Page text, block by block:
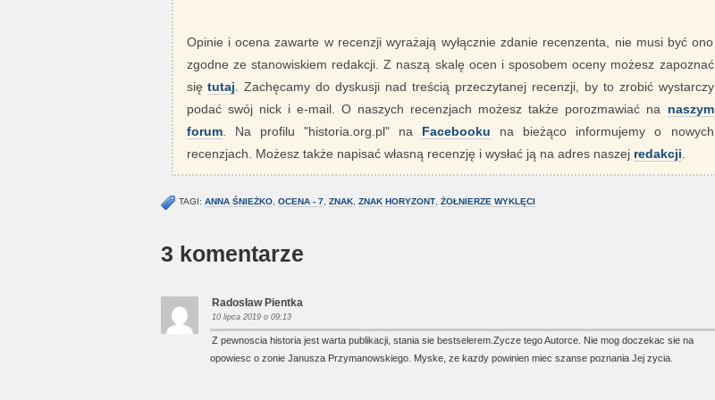
Opinie i ocena zawarte w recenzji wyrażają wyłącznie zdanie recenzenta, nie musi być ono
zgodne ze stanowiskiem redakcji. Z naszą skalę ocen i sposobem oceny możesz zapoznać
siętutaj . Zachęcamy do dyskusji nad treścią przeczytanej recenzji, by to zrobić wystarczy
podać swój nick i e-mail. O naszych recenzjach możesz także porozmawiać na naszym
forum. Na profilu "historia.org.pl" na Facebooku na bieżąco informujemy o nowych
recenzjach. Możesz także napisać własną recenzję i wysłać ją na adres naszej redakcji
TAGI: ANNA ŚNIEŻKO, OCENA - 7, ZNAK, ZNAK HORYZONT, ŻOŁNIERZE WYKLĘCI
3 komentarze
Radosław Pientka
10 lipca 2019 o 09:13
Z pewnoscia historia jest warta publikacji, stania sie bestselerem.Zycze tego Autorce. Nie mog doczekac sie na
opowiesc o zonie Janusza Przymanowskiego. Myske, ze kazdy powinien miec szanse poznania Jej zycia.